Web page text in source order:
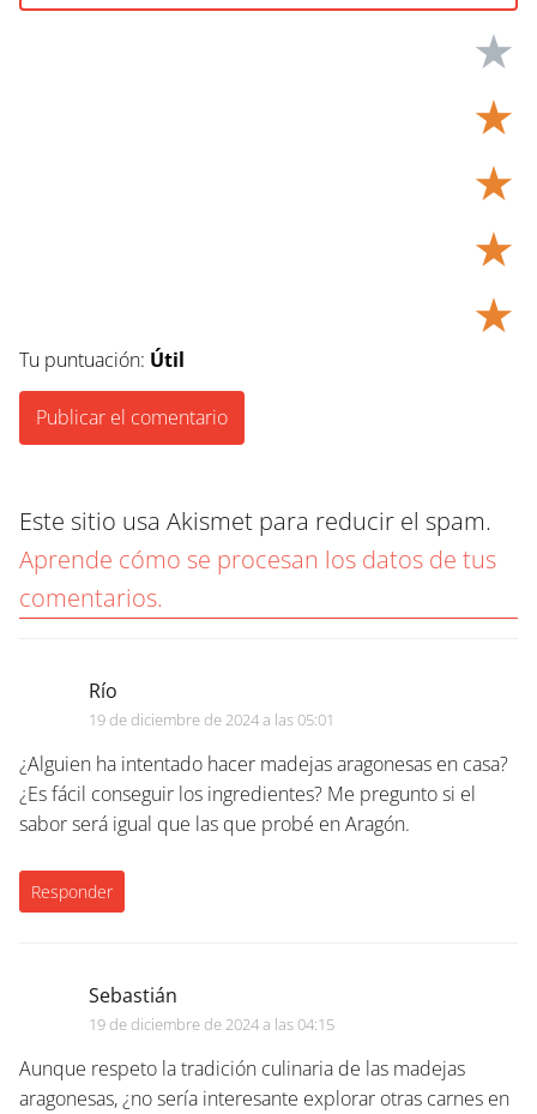
Río
19 de diciembre de 2024 a las 05:01
¿Alguien ha intentado hacer madejas aragonesas en casa?
¿Es fácil conseguir los ingredientes? Me pregunto si el
sabor será igual que las que probé en Aragón.
Responder
Sebastián
19 de diciembre de 2024 a las 04:15
Aunque respeto la tradición culinaria de las madejas
aragonesas, ¿no sería interesante explorar otras carnes en
★
★
★
★
★
Tu puntuación: Útil
Este sitio usa Akismet para reducir el spam.
Aprende cómo se procesan los datos de tus
comentarios.